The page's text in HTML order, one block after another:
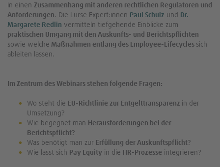
in einen Zusammenhang mit anderen rechtlichen Regulatoren und
Anforderungen. Die Lurse Expert:innen Paul Schulz und Dr.
Margarete Redlin vermitteln tiefgehende Einblicke zum
praktischen Umgang mit den Auskunfts- und Berichtspflichten
sowie welche Maßnahmen entlang des Employee-Lifecycles sich
ableiten lassen.
Im Zentrum des Webinars stehen folgende Fragen:
Wo steht die EU-Richtlinie zur Entgelttransparenz in der
Umsetzung?
Wie begegnet man Herausforderungen bei der
Berichtspflicht?
Was benötigt man zur Erfüllung der Auskunftspflicht?
Wie lässt sich Pay Equity in die HR-Prozesse integrieren?